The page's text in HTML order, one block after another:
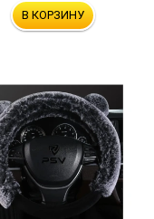
В КОРЗИНУ